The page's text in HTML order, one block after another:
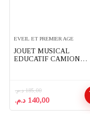
EVEIL ET PREMIER AGE
JOUET MUSICAL
EDUCATIF CAMION
185,00 د.م.
Le
prix
140,00 د.م.
Le
prix